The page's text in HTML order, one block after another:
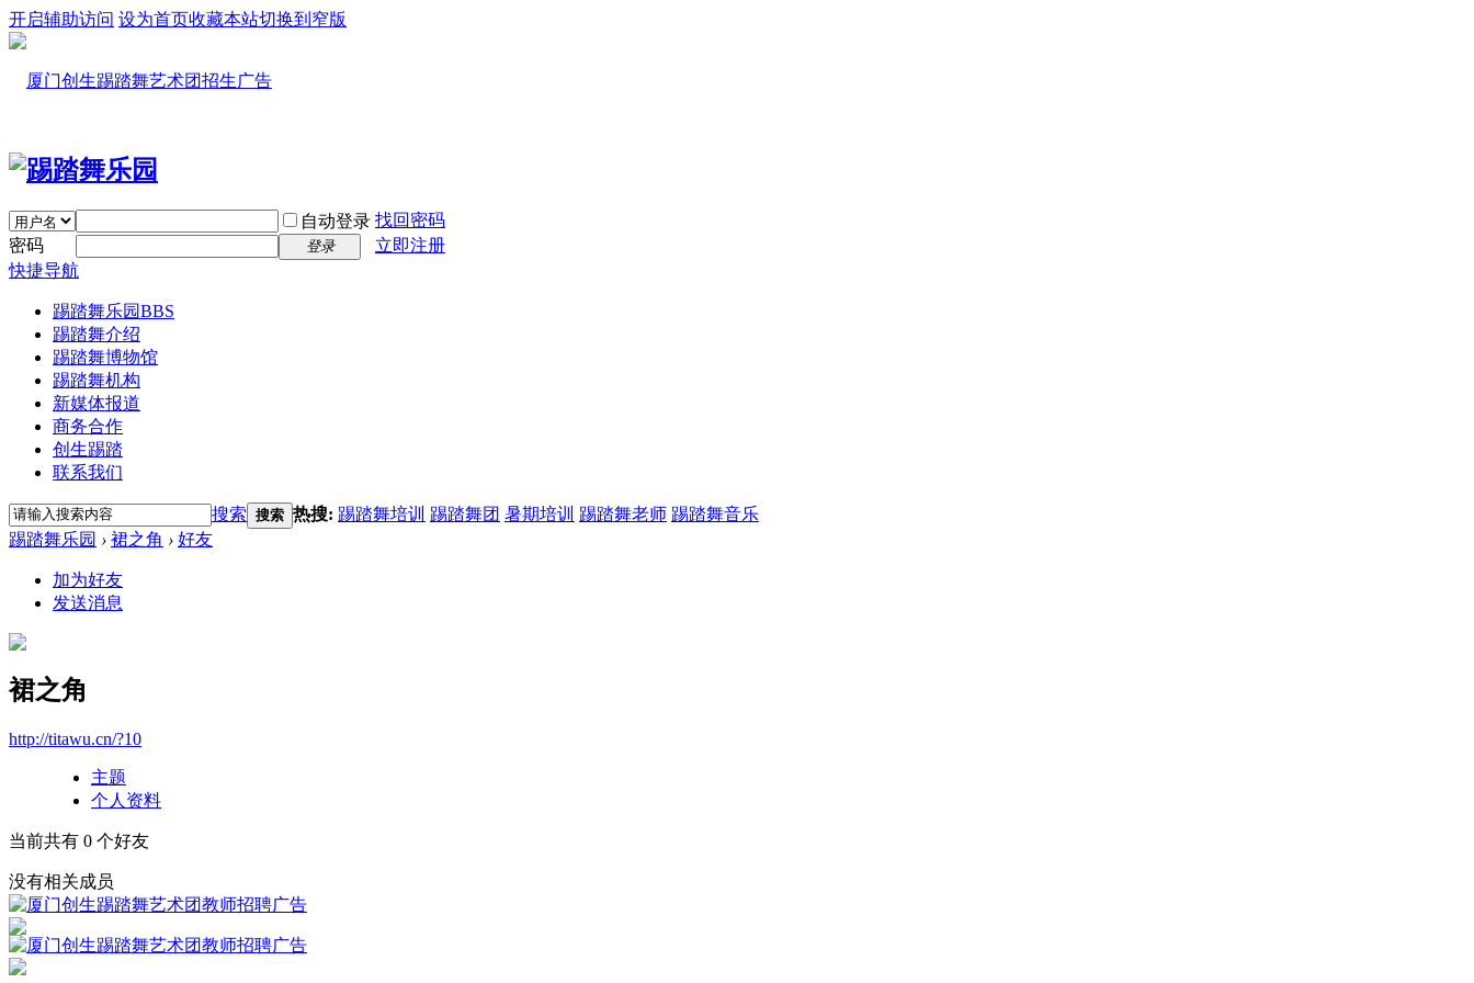
开启辅助访问 设为首页收藏本站切换到窄版
自动登录 找回密码
密码
登录
立即注册
快捷导航
踢踏舞乐园BBS
踢踏舞介绍
踢踏舞博物馆
踢踏舞机构
新媒体报道
商务合作
创生踢踏
联系我们
搜索 搜索 热搜: 踢踏舞培训 踢踏舞团 暑期培训 踢踏舞老师 踢踏舞音乐
踢踏舞乐园 › 裙之角 › 好友
加为好友
发送消息
裙之角
http://titawu.cn/?10
主题
个人资料
当前共有 0 个好友
没有相关成员